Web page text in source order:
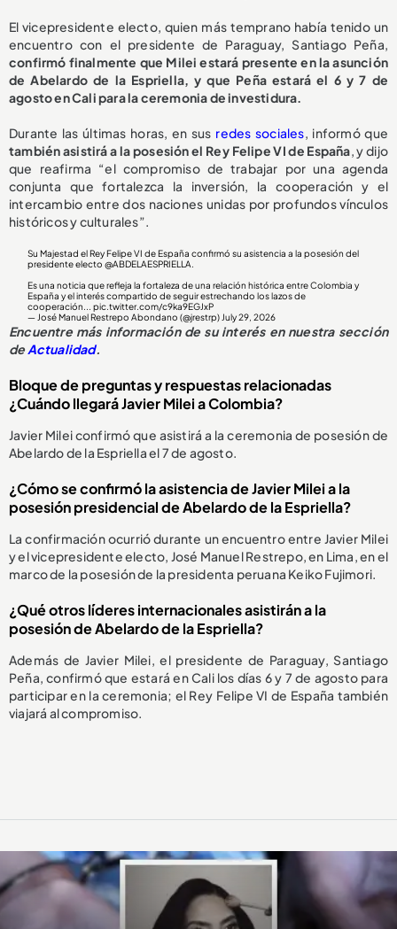
El vicepresidente electo, quien más temprano había tenido un
encuentro con el presidente de Paraguay, Santiago Peña,
confirmó finalmente que Milei estará presente en la asunción
de Abelardo de la Espriella, y que Peña estará el 6 y 7 de
agosto en Cali para la ceremonia de investidura.
Durante las últimas horas, en sus redes sociales , informó que
también asistirá a la posesión el Rey Felipe VI de España , y dijo
que reafirma “el compromiso de trabajar por una agenda
conjunta que fortalezca la inversión, la cooperación y el
intercambio entre dos naciones unidas por profundos vínculos
históricos y culturales”.
Su Majestad el Rey Felipe VI de España confirmó su asistencia a la posesión del
presidente electo@ABDELAESPRIELLA
Es una noticia que refleja la fortaleza de una relación histórica entre Colombia y
España y el interés compartido de seguir estrechando los lazos de
cooperación...pic.twitter.com/c9ka9EGJxP
— José Manuel Restrepo Abondano (@jrestrp) July 29, 2026
Encuentre más información de su interés en nuestra sección
deActualidad.
Bloque de preguntas y respuestas relacionadas
¿Cuándo llegará Javier Milei a Colombia?
Javier Milei confirmó que asistirá a la ceremonia de posesión de
Abelardo de la Espriella el 7 de agosto.
¿Cómo se confirmó la asistencia de Javier Milei a la
posesión presidencial de Abelardo de la Espriella?
La confirmación ocurrió durante un encuentro entre Javier Milei
y el vicepresidente electo, José Manuel Restrepo, en Lima, en el
marco de la posesión de la presidenta peruana Keiko Fujimori.
¿Qué otros líderes internacionales asistirán a la
posesión de Abelardo de la Espriella?
Además de Javier Milei, el presidente de Paraguay, Santiago
Peña, confirmó que estará en Cali los días 6 y 7 de agosto para
participar en la ceremonia; el Rey Felipe VI de España también
viajará al compromiso.